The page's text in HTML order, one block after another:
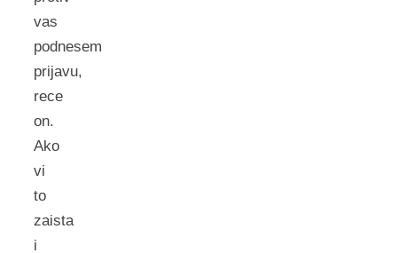
vas
podnesem
prijavu,
rece
on.
Ako
vi
to
zaista
i